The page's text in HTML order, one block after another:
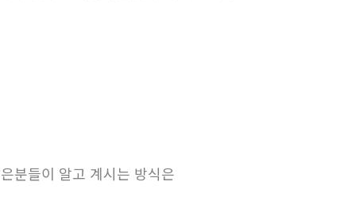
분들이 알고 계시는 방식은